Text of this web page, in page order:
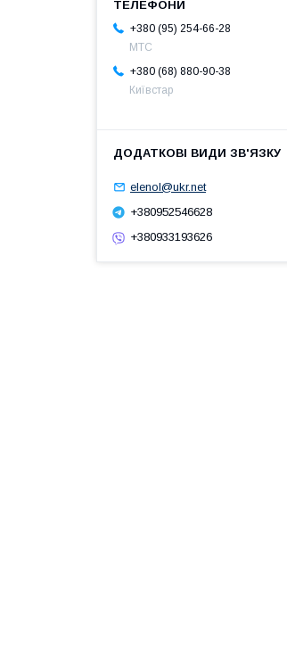
+380 (95) 254-66-28
МТС
+380 (68) 880-90-38
Київстар
elenol@ukr.net
+380952546628
+380933193626